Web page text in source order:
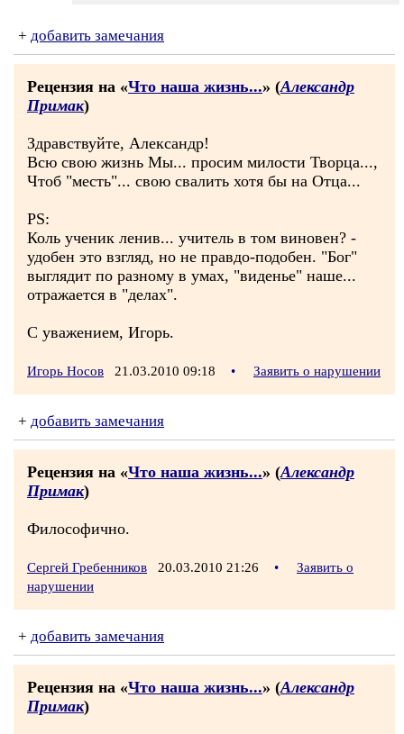
+ добавить замечания
Рецензия на «Что наша жизнь...» (Александр
Примак)
Здравствуйте, Александр!
Всю свою жизнь Мы... просим милости Творца...,
Чтоб "месть"... свою свалить хотя бы на Отца...
PS:
Коль ученик ленив... учитель в том виновен? -
удобен это взгляд, но не правдо-подобен. "Бог"
выглядит по разному в умах, "виденье" наше...
отражается в "делах".
С уважением, Игорь.
Игорь Носов 21.03.2010 09:18 • Заявить о нарушении
+ добавить замечания
Рецензия на «Что наша жизнь...» (Александр
Примак)
Философично.
Сергей Гребенников 20.03.2010 21:26 •
Заявить о
нарушении
+ добавить замечания
Рецензия на «Что наша жизнь...» (Александр
Примак)